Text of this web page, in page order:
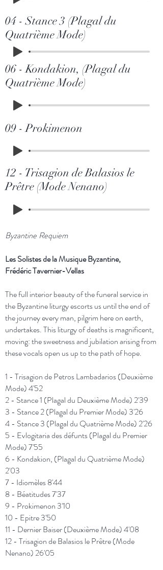
04 - Stance 3 (Plagal du
Quatrième Mode)
06 - Kondakion, (Plagal du
Quatrième Mode)
09 - Prokimenon
12 - Trisagion de Balasios le
Prêtre (Mode Nenano)
Byzantine Requiem
Les Solistes de la Musique Byzantine,
Frédéric Tavernier-Vellas
The full interior beauty of the funeral service in
the Byzantine liturgy escorts us until the end of
the journey every man, pilgrim here on earth,
undertakes. This liturgy of deaths is magnificent,
moving: the sweetness and jubilation arising from
these vocals open us up to the path of hope.
1 - Trisagion de Petros Lambadarios (Deuxième
Mode) 4'52
2 - Stance 1 (Plagal du Deuxième Mode) 2'39
3 - Stance 2 (Plagal du Premier Mode) 3'26
4 - Stance 3 (Plagal du Quatrième Mode) 2'26
5 - Evlogitaria des défunts (Plagal du Premier
Mode) 7'55
6 - Kondakion, (Plagal du Quatrième Mode)
2'03
7 - Idiomèles 8'44
8 - Béatitudes 7'37
9 - Prokimenon 3'10
10 - Epitre 3'50
11 - Dernier Baiser (Deuxième Mode) 4'08
12 - Trisagion de Balasios le Prêtre (Mode
Nenano) 26'05